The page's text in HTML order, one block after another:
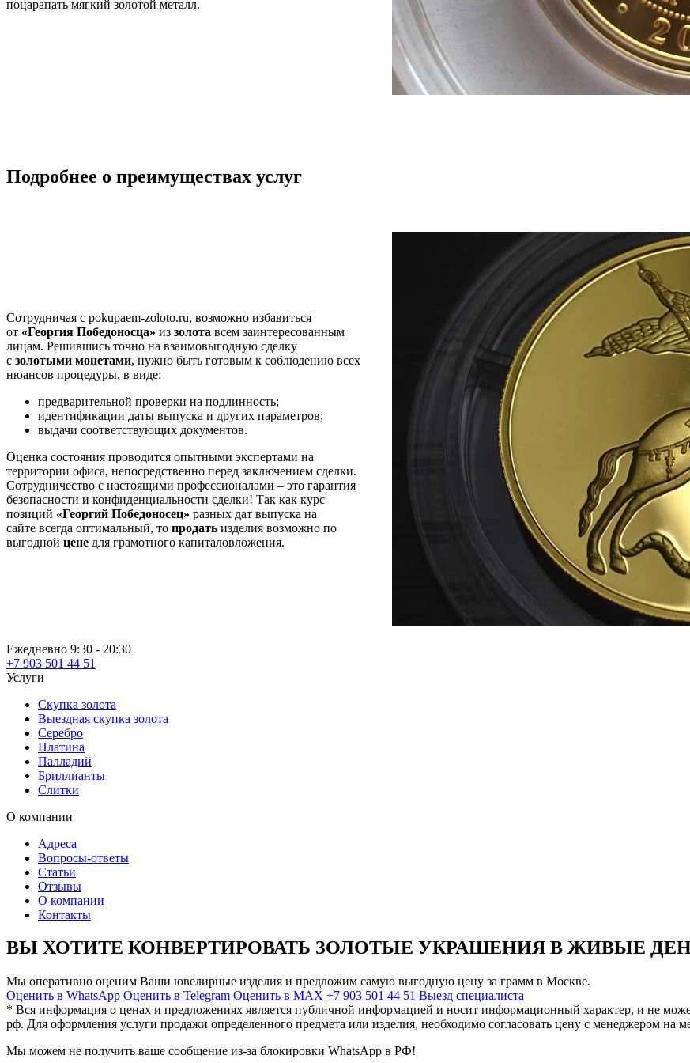
поцарапать мягкий золотой металл.
Подробнее о преимуществах услуг
Сотрудничая с pokupaem-zoloto.ru, возможно избавиться
от «Георгия Победоносца» из золота всем заинтересованным
лицам. Решившись точно на взаимовыгодную сделку
с золотыми монетами, нужно быть готовым к соблюдению всех
нюансов процедуры, в виде:
предварительной проверки на подлинность;
идентификации даты выпуска и других параметров;
выдачи соответствующих документов.
Оценка состояния проводится опытными экспертами на
территории офиса, непосредственно перед заключением сделки.
Сотрудничество с настоящими профессионалами – это гарантия
безопасности и конфиденциальности сделки! Так как курс
позиций «Георгий Победоносец» разных дат выпуска на
сайте всегда оптимальный, то продать изделия возможно по
выгодной цене для грамотного капиталовложения.
Ежедневно 9:30 - 20:30
+7 903 501 44 51
Услуги
Скупка золота
Выездная скупка золота
Серебро
Платина
Палладий
Бриллианты
Слитки
О компании
Адреса
Вопросы-ответы
Статьи
Отзывы
О компании
Контакты
ВЫ ХОТИТЕ КОНВЕРТИРОВАТЬ ЗОЛОТЫЕ УКРАШЕНИЯ В ЖИВЫЕ
Мы оперативно оценим Ваши ювелирные изделия и предложим самую выгодную цену за грамм в Москве.
Оценить в WhatsApp Оценить в Telegram Оценить в MAX +7 903 501 44 51 Выезд специалиста
* Вся информация о ценах и предложениях является публичной информацией и носит информационный характер, и не
рф. Для оформления услуги продажи определенного предмета или изделия, необходимо согласовать цену с менеджером на
Мы можем не получить ваше сообщение из-за блокировки WhatsApp в РФ!